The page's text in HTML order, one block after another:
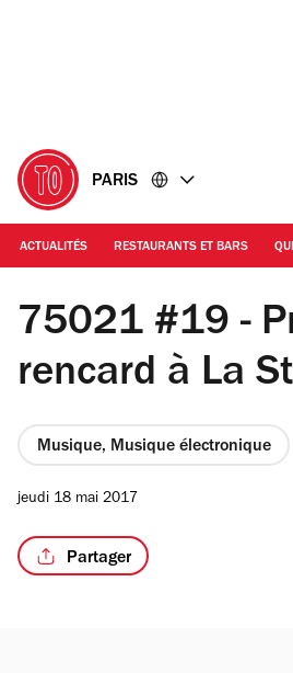
PARIS
ACTUALITÉS RESTAURANTS ET BARS
© Julien Gawor
75021 #19 -
rencard à La
Musique, Musique électronique
jeudi 18 mai 2017
Partager